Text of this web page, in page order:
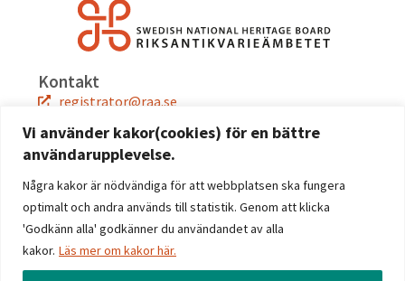
Vi använder kakor(cookies) för en bättre
användarupplevelse.
Några kakor är nödvändiga för att webbplatsen ska fungera
optimalt och andra används till statistik. Genom att klicka
'Godkänn alla' godkänner du användandet av alla
kakor. Läs mer om kakor här.
Kontakt
registrator@raa.se
Snabblänkar
Jobba hos oss
Press
Kontakta oss
Följ oss